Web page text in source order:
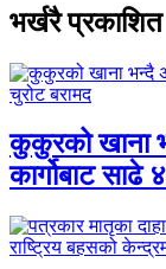
भर्खरै प्रकाशित
कुकुरको खाना
कार्गोबाट